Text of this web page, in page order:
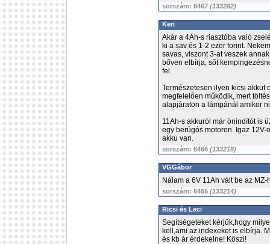
sorszám: 6467 (133282)
Keri
Akár a 4Ah-s riasztóba való
ki a sav és 1-2 ezer forint.
savas, viszont 3-at veszek
bőven elbírja, sőt
fel.
Természetesen ilyen kicsi akkut
megfelelően működik, mert
alapjáraton a lámpánál amikor
11Ah-s akkuról már önindítót is
egy berúgós motoron. Igaz
akku van.
sorszám: 6466 (133218)
VGGábor
Nálam a 6V 11Ah vált be az
sorszám: 6465 (133214)
Ricsi és Laci
Segítségeteket kérjük,hogy
kell,ami az indexeket is elbírja.
és kb ár érdekelne! Köszi!